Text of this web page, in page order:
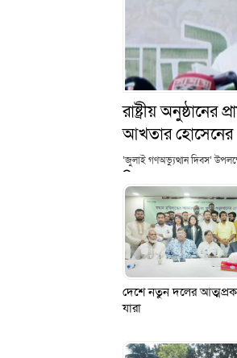
রাষ্ট্রীয়
আখতার হোসেনের
‘জুলাই গণঅভ্যুত্থান দিবস’
দেশে নতুন দলের
যারা